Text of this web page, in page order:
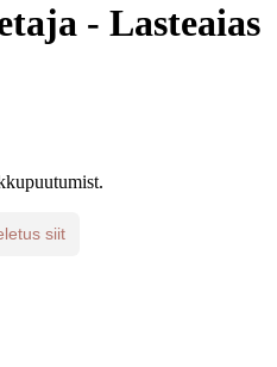
- Lasteaias
siit